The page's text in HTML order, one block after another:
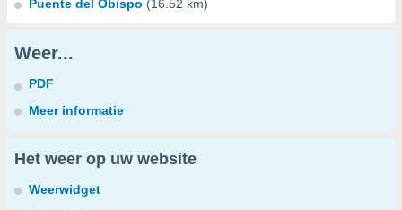
Puente del Obispo (16.52 km)
Weer...
PDF
Meer informatie
Het weer op uw website
Weerwidget